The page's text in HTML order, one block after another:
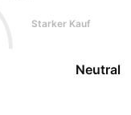
Starker Kauf
Neutral